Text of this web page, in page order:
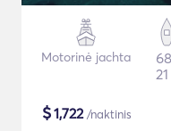
Motorinė jachta
$1,722/naktinis